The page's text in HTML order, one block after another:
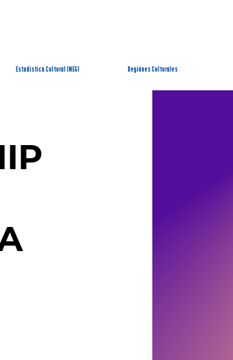
Estadística Cultural INEGI Regiónes Culturales